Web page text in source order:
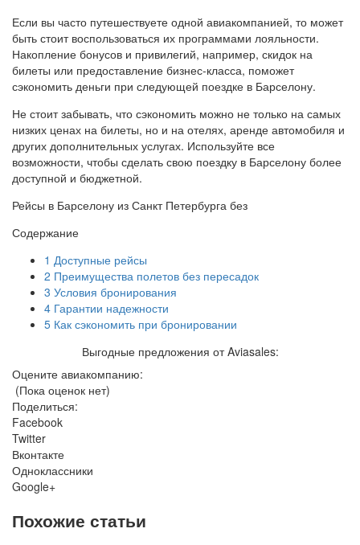
Если вы часто путешествуете одной авиакомпанией, то может
быть стоит воспользоваться их программами лояльности.
Накопление бонусов и привилегий, например, скидок на
билеты или предоставление бизнес-класса, поможет
сэкономить деньги при следующей поездке в Барселону.
Не стоит забывать, что сэкономить можно не только на самых
низких ценах на билеты, но и на отелях, аренде автомобиля и
других дополнительных услугах. Используйте все
возможности, чтобы сделать свою поездку в Барселону более
доступной и бюджетной.
Рейсы в Барселону из Санкт Петербурга без
Содержание
1 Доступные рейсы
2 Преимущества полетов без пересадок
3 Условия бронирования
4 Гарантии надежности
5 Как сэкономить при бронировании
Выгодные предложения от Aviasales:
Оцените авиакомпанию:
(Пока оценок нет)
Поделиться:
Facebook
Twitter
Вконтакте
Одноклассники
Google+
Похожие статьи